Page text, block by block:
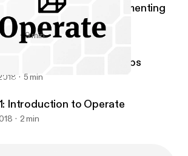
Introduction to Operate
Design Systems & Implementing
9 min
Introduction to DesignOps
5 min
Introduction to Operate
2 min